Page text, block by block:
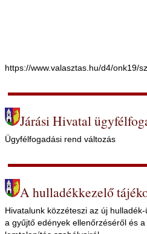
https://www.valasztas.hu/d4/onk19/
Járási Hivatal
Ügyfélfogadási rend változás
A hulladékkezelő
Hivatalunk közzéteszi az új
a gyűjtő edények ellenőrzéséről és